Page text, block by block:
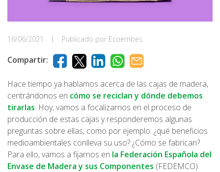
16/06/2021 | Publicado por Ecoembes
Compartir:
Hace tiempo ya hablamos acerca de las cajas de madera,
centrándonos en cómo se reciclan y dónde debemos
tirarlas. Hoy, vamos a focalizarnos en el proceso de
producción de estas cajas y responderemos algunas
preguntas sobre ellas, como por ejemplo: ¿qué beneficios
medioambientales conlleva su uso? ¿Cómo se fabrican?
Para ello, vamos a fijarnos en la Federación Española del
Envase de Madera y sus Componentes (FEDEMCO).